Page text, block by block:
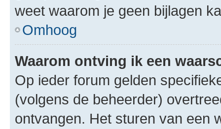
weet waarom je geen bijlagen
Omhoog
Waarom ontving ik een
Op ieder forum gelden
(volgens de beheerder)
ontvangen. Het sturen van een